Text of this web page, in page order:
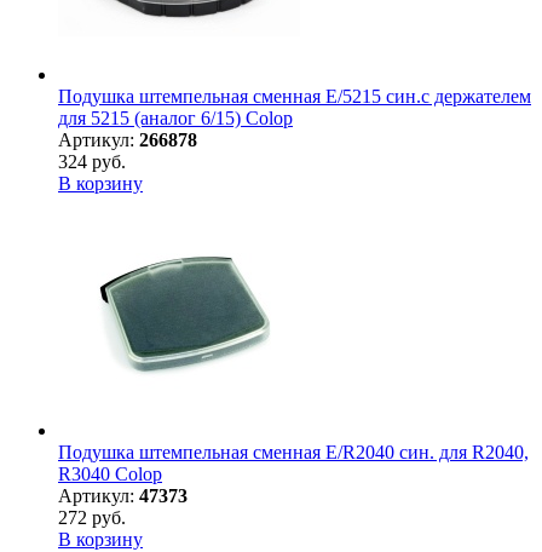
Подушка штемпельная сменная E/5215 син.с держателем
для 5215 (аналог 6/15) Colop
Артикул: 266878
324 руб.
В корзину
Подушка штемпельная сменная E/R2040 син. для R2040,
R3040 Colop
Артикул: 47373
272 руб.
В корзину